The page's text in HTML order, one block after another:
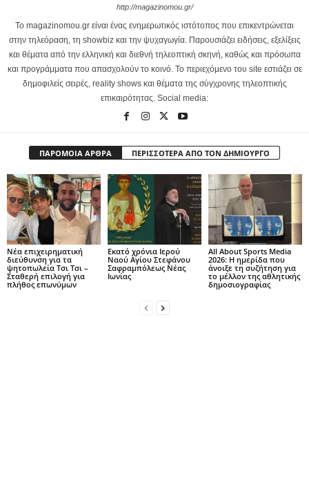
http://magazinomou.gr/
Το magazinomou.gr είναι ένας ενημερωτικός ιστότοπος που επικεντρώνεται
στην τηλεόραση, τη showbiz και την ψυχαγωγία. Παρουσιάζει ειδήσεις, εξελίξεις
και θέματα από την ελληνική και διεθνή τηλεοπτική σκηνή, καθώς και πρόσωπα
και προγράμματα που απασχολούν το κοινό. Το περιεχόμενο του site εστιάζει σε
δημοφιλείς σειρές, reality shows και θέματα της σύγχρονης τηλεοπτικής
επικαιρότητας. Social media:
ΠΑΡΟΜΟΙΑ ΑΡΘΡΑ ΠΕΡΙΣΣΟΤΕΡΑ ΑΠΟ ΤΟΝ ΔΗΜΙΟΥΡΓΟ
Νέα επιχειρηματική
διεύθυνση για τα
ψητοπωλεία Τσι Τσι –
Σταθερή επιλογή για
πλήθος επωνύμων
Εκατό χρόνια Ιερού
Ναού Αγίου Στεφάνου
Σαφραμπόλεως Νέας
Ιωνίας
All About Sports Media
2026: Η ημερίδα που
άνοιξε τη συζήτηση για
το μέλλον της αθλητικής
δημοσιογραφίας